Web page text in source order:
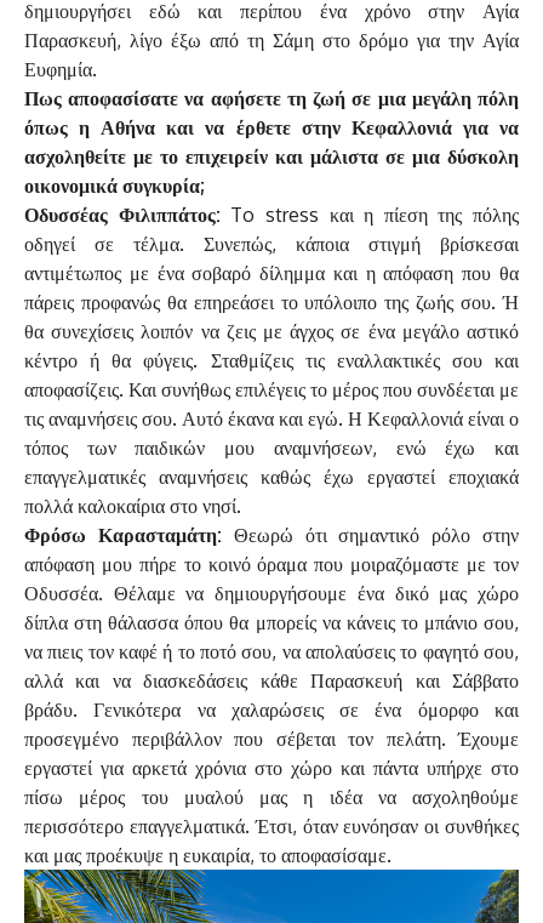
δημιουργήσει εδώ και περίπου ένα χρόνο στην Αγία
Παρασκευή, λίγο έξω από τη Σάμη στο δρόμο για την Αγία
Ευφημία.
Πως αποφασίσατε να αφήσετε τη ζωή σε μια μεγάλη πόλη
όπως η Αθήνα και να έρθετε στην Κεφαλλονιά για να
ασχοληθείτε με το επιχειρείν και μάλιστα σε μια δύσκολη
οικονομικά συγκυρία;
Οδυσσέας Φιλιππάτος: To stress και η πίεση της πόλης
οδηγεί σε τέλμα. Συνεπώς, κάποια στιγμή βρίσκεσαι
αντιμέτωπος με ένα σοβαρό δίλημμα και η απόφαση που θα
πάρεις προφανώς θα επηρεάσει το υπόλοιπο της ζωής σου. Ή
θα συνεχίσεις λοιπόν να ζεις με άγχος σε ένα μεγάλο αστικό
κέντρο ή θα φύγεις. Σταθμίζεις τις εναλλακτικές σου και
αποφασίζεις. Και συνήθως επιλέγεις το μέρος που συνδέεται με
τις αναμνήσεις σου. Αυτό έκανα και εγώ. Η Κεφαλλονιά είναι ο
τόπος των παιδικών μου αναμνήσεων, ενώ έχω και
επαγγελματικές αναμνήσεις καθώς έχω εργαστεί εποχιακά
πολλά καλοκαίρια στο νησί.
Φρόσω Καρασταμάτη: Θεωρώ ότι σημαντικό ρόλο στην
απόφαση μου πήρε το κοινό όραμα που μοιραζόμαστε με τον
Οδυσσέα. Θέλαμε να δημιουργήσουμε ένα δικό μας χώρο
δίπλα στη θάλασσα όπου θα μπορείς να κάνεις το μπάνιο σου,
να πιεις τον καφέ ή το ποτό σου, να απολαύσεις το φαγητό σου,
αλλά και να διασκεδάσεις κάθε Παρασκευή και Σάββατο
βράδυ. Γενικότερα να χαλαρώσεις σε ένα όμορφο και
προσεγμένο περιβάλλον που σέβεται τον πελάτη. Έχουμε
εργαστεί για αρκετά χρόνια στο χώρο και πάντα υπήρχε στο
πίσω μέρος του μυαλού μας η ιδέα να ασχοληθούμε
περισσότερο επαγγελματικά. Έτσι, όταν ευνόησαν οι συνθήκες
και μας προέκυψε η ευκαιρία, το αποφασίσαμε.